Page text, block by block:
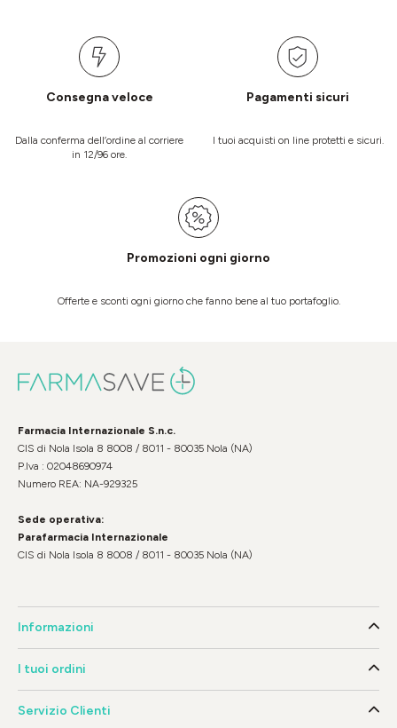
Consegna veloce
Dalla conferma dell’ordine al corriere
in 12/96 ore.
Pagamenti sicuri
I tuoi acquisti on line protetti e sicuri.
Promozioni ogni giorno
Offerte e sconti ogni giorno che fanno bene al tuo portafoglio.
Farmacia Internazionale S.n.c.
CIS di Nola Isola 8 8008 / 8011 - 80035 Nola (NA)
P.Iva : 02048690974
Numero REA: NA-929325
Sede operativa:
Parafarmacia Internazionale
CIS di Nola Isola 8 8008 / 8011 - 80035 Nola (NA)
Informazioni
I tuoi ordini
Servizio Clienti